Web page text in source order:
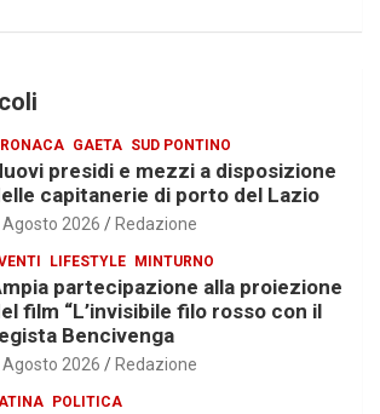
GAETA SUD PONTINO
presidi e mezzi a disposizione
capitanerie di porto del Lazio
Agosto 2026 Redazione
LIFESTYLE MINTURNO
partecipazione alla proiezione
film “L’invisibile filo rosso con il
Bencivenga
Agosto 2026 Redazione
POLITICA